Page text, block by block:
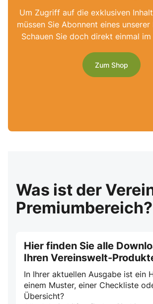
Um Zugriff auf die exklusiven
müssen Sie Abonnent eines
Schauen Sie doch direkt einmal
Zum Shop
Was ist der
Premiumbereich?
Hier finden Sie alle
Ihren Vereinswelt-
In Ihrer aktuellen Ausgabe ist ein
einem Muster, einer Checkliste
Übersicht?